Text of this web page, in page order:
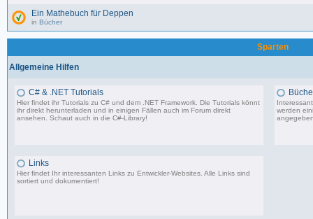
Ein Mathebuch für Deppen
in Bücher
Sparten
Allgemeine Hilfen
C# & .NET Tutorials
Hier findet ihr Tutorials zu C# und dem .NET Framework. Die Tutorials könnt
ihr direkt herunterladen und in einigen Fällen auch im Forum direkt
ansehen. Schaut auch in dieC#-Library!
werden
Links
Hier findet Ihr interessanten Links zu Entwickler-Websites. Alle Links sind
sortiert und dokumentiert!